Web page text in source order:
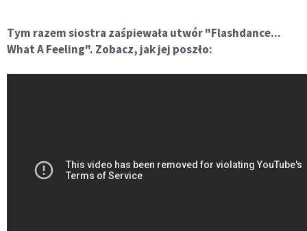
Tym razem siostra zaśpiewała utwór "Flashdance...
What A Feeling". Zobacz, jak jej poszło: